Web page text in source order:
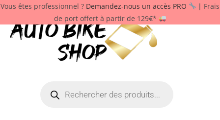
Vous êtes professionnel ? Demandez-nous un accès PRO
| Frais
de port offert à partir de 129€*